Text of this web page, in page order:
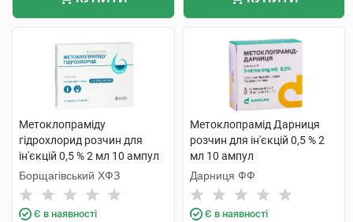
Метоклопраміду
гідрохлорид розчин для
ін'єкцій 0,5 % 2 мл 10 ампул
Борщагівський ХФЗ
Є в наявності
Метоклопрамід Дарниця
розчин для ін'єкцій 0,5 % 2
мл 10 ампул
Дарниця ФФ
Є в наявності